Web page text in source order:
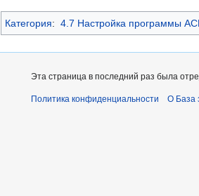
навигации
поиску
Категория: 4.7 Настройка программы
Эта страница в последний раз была
Политика конфиденциальности О База